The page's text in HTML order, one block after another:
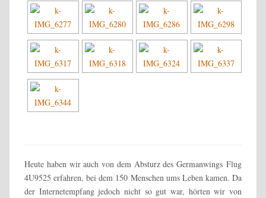
Heute haben wir auch von dem Absturz des Germanwings Flug
4U9525 erfahren, bei dem 150 Menschen ums Leben kamen. Da
der Internetempfang jedoch nicht so gut war, hörten wir von